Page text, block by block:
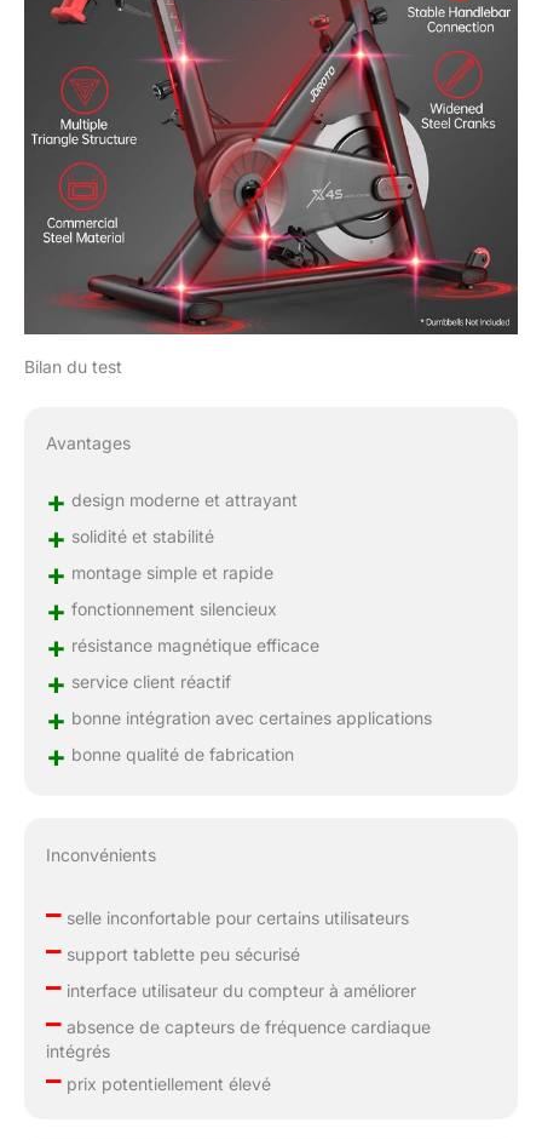
Bilan du test
Avantages
+ design moderne et attrayant
+ solidité et stabilité
+ montage simple et rapide
+ fonctionnement silencieux
+ résistance magnétique efficace
+ service client réactif
+ bonne intégration avec certaines applications
+ bonne qualité de fabrication
Inconvénients
–selle inconfortable pour certains utilisateurs
–support tablette peu sécurisé
–interface utilisateur du compteur à améliorer
–absence de capteurs de fréquence cardiaque
intégrés
–prix potentiellement élevé